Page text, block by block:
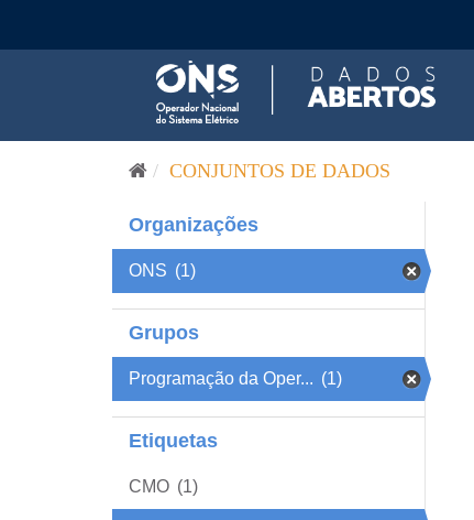
CONJUNTOS DE DADOS
Organizações
ONS (1)
Grupos
Programação da Oper... (1)
Etiquetas
CMO (1)